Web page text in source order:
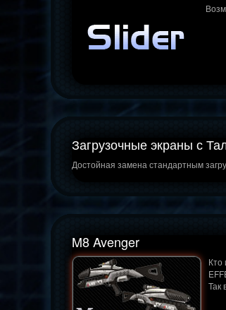
Загрузочные экраны с
Достойная замена стандартным
M8 Avenger
Кто
Так